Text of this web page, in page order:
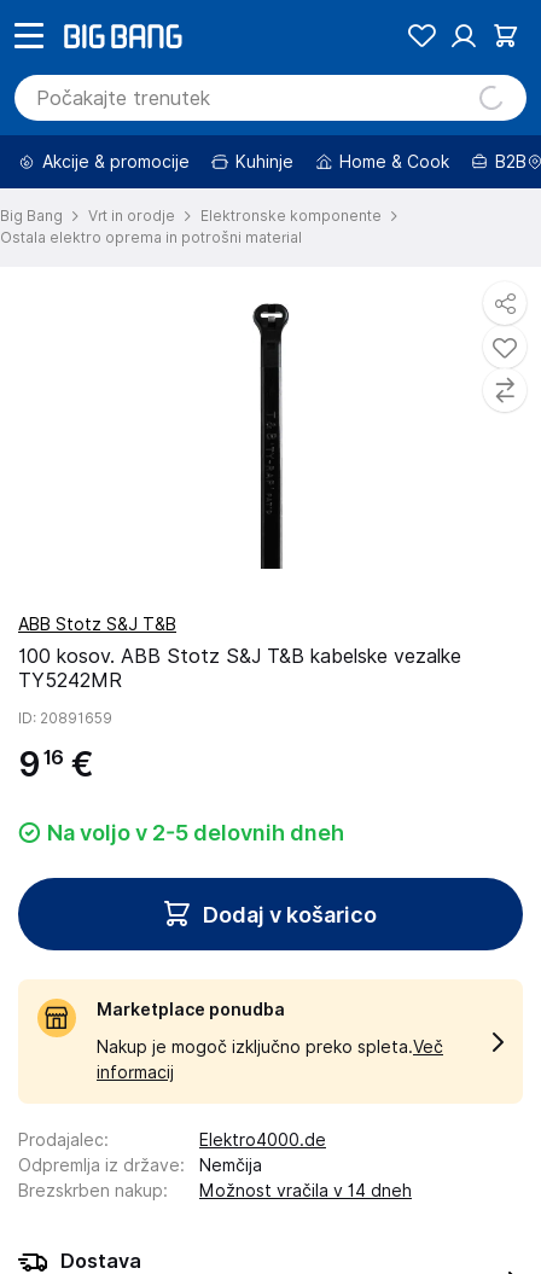
Akcije & promocije Kuhinje Home & Cook B2B
Big Bang Vrt in orodje
Elektronske komponente
Ostala elektro oprema in potrošni material
ABB Stotz S&J T&B
100 kosov. ABB Stotz S&J T&B kabelske vezalke
TY5242MR
ID: 20891659
9 16 €
Na voljo v 2-5 delovnih dneh
Dodaj v košarico
Marketplace ponudba
Nakup je mogoč izključno preko spleta.Več
informacij
Prodajalec:
Elektro4000.de
Odpremlja iz države:
Nemčija
Brezskrben nakup: Možnost vračila v 14 dneh
Dostava